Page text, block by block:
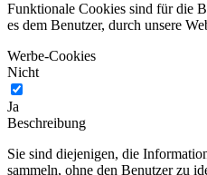
Funktionale Cookies sind für die
es dem Benutzer, durch unsere
Werbe-Cookies
Nicht
Ja
Beschreibung
Sie sind diejenigen, die
sammeln, ohne den Benutzer zu